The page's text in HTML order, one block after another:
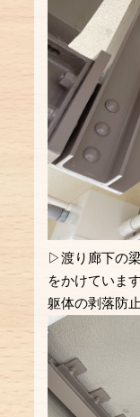
▷渡り廊下の
をかけています
躯体の剥落防